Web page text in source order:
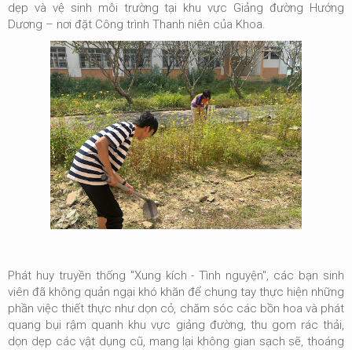
dẹp và vệ sinh môi trường tại khu vực Giảng đường Hướng
Dương – nơi đặt Công trình Thanh niên của Khoa.
Phát huy truyền thống "Xung kích - Tình nguyện", các bạn sinh
viên đã không quản ngại khó khăn để chung tay thực hiện những
phần việc thiết thực như dọn cỏ, chăm sóc các bồn hoa và phát
quang bụi rậm quanh khu vực giảng đường, thu gom rác thải,
dọn dẹp các vật dụng cũ, mang lại không gian sạch sẽ, thoáng